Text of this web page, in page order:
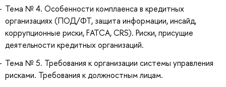
Тема № 4. Особенности комплаенса в кредитных
организациях (ПОД/ФТ, защита информации, инсайд,
коррупционные риски, FATCA, CRS). Риски, присущие
деятельности кредитных организаций.
Тема № 5. Требования к организации системы управления
рисками. Требования к должностным лицам.